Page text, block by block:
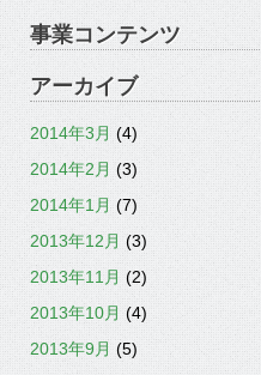
事業コンテンツ
アーカイブ
2014年3月 (4)
2014年2月 (3)
2014年1月 (7)
2013年12月 (3)
2013年11月 (2)
2013年10月 (4)
2013年9月 (5)